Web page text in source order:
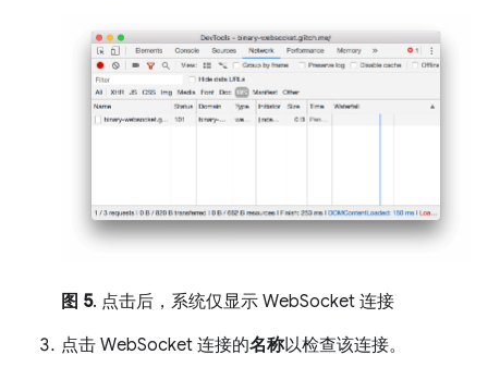
图 5. 点击后，系统仅显示 WebSocket 连接
点击 WebSocket 连接的名称以检查该连接。